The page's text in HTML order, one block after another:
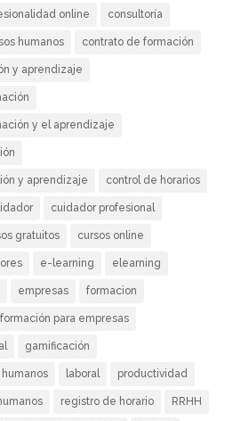
online consultoría
humanos contrato de formación
y aprendizaje
y el aprendizaje
y aprendizaje control de horarios
cuidador profesional
gratuitos cursos online
e-learning elearning
empresas formacion
formación para empresas
gamificación
laboral productividad
registro de horario RRHH